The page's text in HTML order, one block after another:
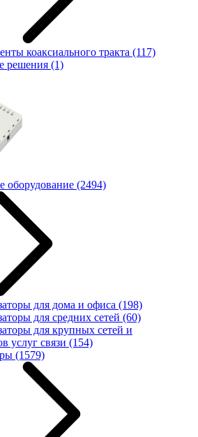
коаксиального тракта (117)
решения (1)
оборудование (2494)
для дома и офиса (198)
для средних сетей (60)
для крупных сетей и
услуг связи (154)
(1579)